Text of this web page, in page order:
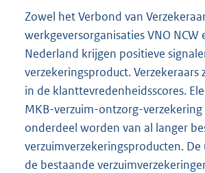
Zowel het Verbond van
werkgeversorganisaties VNO NCW
Nederland krijgen positieve
verzekeringsproduct.
in de klanttevredenheidsscores.
MKB-verzuim-ontzorg-
onderdeel worden van al langer
verzuimverzekeringsproducten.
de bestaande